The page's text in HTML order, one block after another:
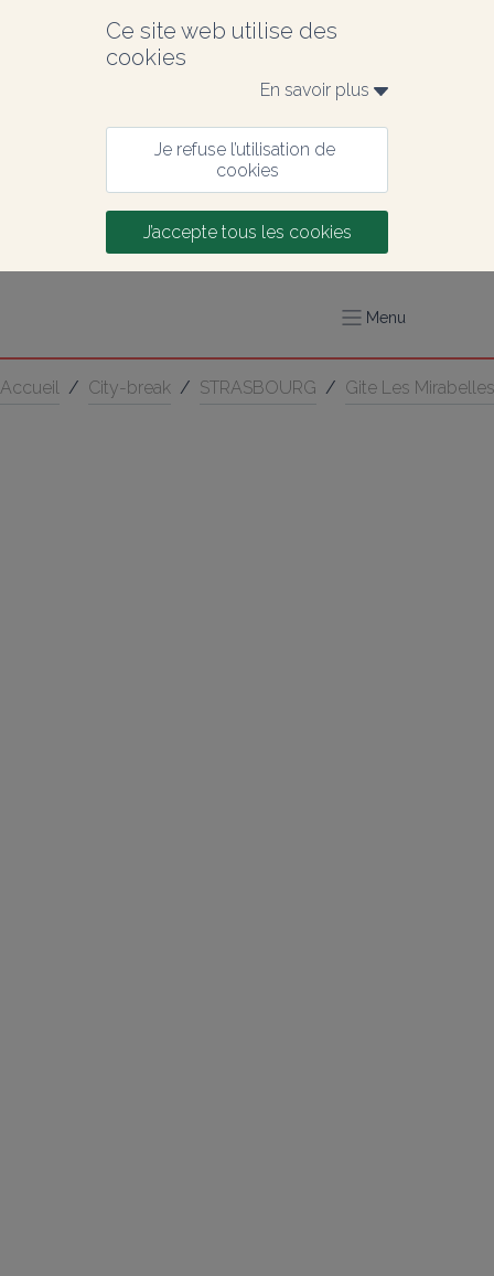
Ce site web utilise des
cookies
En savoir plus
Je refuse l’utilisation de
cookies
J’accepte tous les cookies
Menu
Accueil / City-break / STRASBOURG / Gite Les Mirabelles